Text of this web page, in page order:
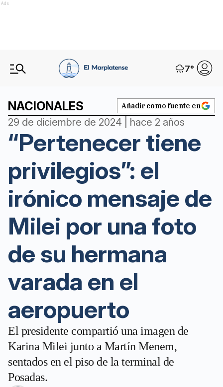
Ads
7°
NACIONALES Añadir como fuente en
29 de diciembre de 2024 | hace 2 años
“Pertenecer tiene
privilegios”: el
irónico mensaje de
Milei por una foto
de su hermana
varada en el
aeropuerto
El presidente compartió una imagen de
Karina Milei junto a Martín Menem,
sentados en el piso de la terminal de
Posadas.